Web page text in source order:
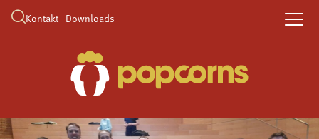
Kontakt Downloads